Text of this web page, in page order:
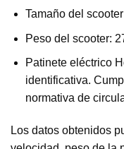
Tamaño del
Peso del scooter:
Patinete eléctrico
identificativa.
normativa de
Los datos obtenidos